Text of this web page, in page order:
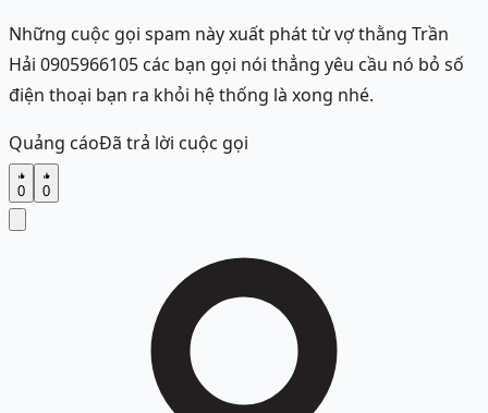
Những cuộc gọi spam này xuất phát từ vợ thằng Trần
Hải 0905966105 các bạn gọi nói thẳng yêu cầu nó bỏ số
điện thoại bạn ra khỏi hệ thống là xong nhé.
Quảng cáoĐã trả lời cuộc gọi
0 0